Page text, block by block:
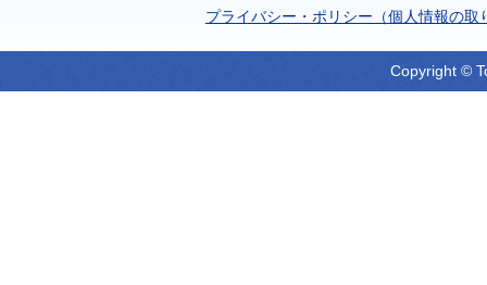
プライバシー・ポリシー（個人情報の取
Copyright ©